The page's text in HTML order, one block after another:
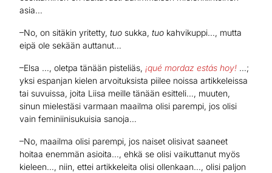
asia…
–No, on sitäkin yritetty, tuo sukka, tuo kahvikuppi…, mutta
eipä ole sekään auttanut…
–Elsa …, oletpa tänään pisteliäs, ¡qué mordaz estás hoy! …;
yksi espanjan kielen arvoituksista piilee noissa artikkeleissa
tai suvuissa, joita Liisa meille tänään esitteli…, muuten,
sinun mielestäsi varmaan maailma olisi parempi, jos olisi
vain feminiinisukuisia sanoja…
–No, maailma olisi parempi, jos naiset olisivat saaneet
hoitaa enemmän asioita…, ehkä se olisi vaikuttanut myös
kieleen…, niin, ettei artikkeleita olisi ollenkaan…, olisi paljon